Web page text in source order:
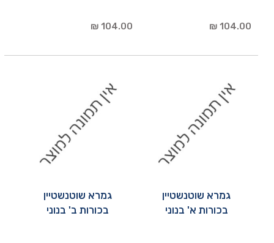
104.00 ₪
104.00 ₪
גמרא שוטנשטיין
בכורות א' בנוני
גמרא שוטנשטיין
בכורות ב' בנוני